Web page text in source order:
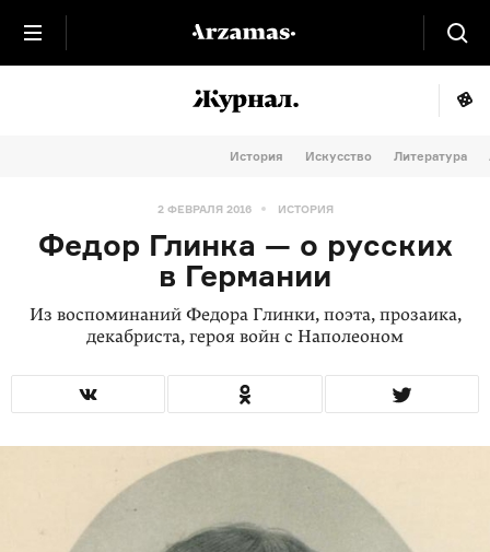
История Искусство Литература
2 ФЕВРАЛЯ 2016 ИСТОРИЯ
Федор Глинка — о русских
в Германии
Из воспоминаний Федора Глинки, поэта, прозаика,
декабриста, героя войн с Наполеоном